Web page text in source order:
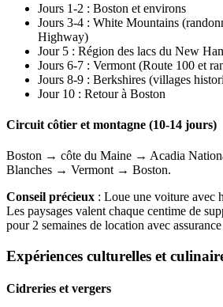
Jours 1-2 : Boston et environs
Jours 3-4 : White Mountains
Highway)
Jour 5 : Région des lacs du New
Jours 6-7 : Vermont (Route 100 et
Jours 8-9 : Berkshires (villages
Jour 10 : Retour à Boston
Circuit côtier et montagne (10-14 jours)
Boston → côte du Maine → Acadia
Blanches → Vermont → Boston.
Conseil précieux : Loue une voiture avec
Les paysages valent chaque centime de
pour 2 semaines de location avec
Expériences culturelles et
Cidreries et vergers